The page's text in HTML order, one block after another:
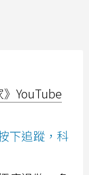
YouTube
下追蹤，科